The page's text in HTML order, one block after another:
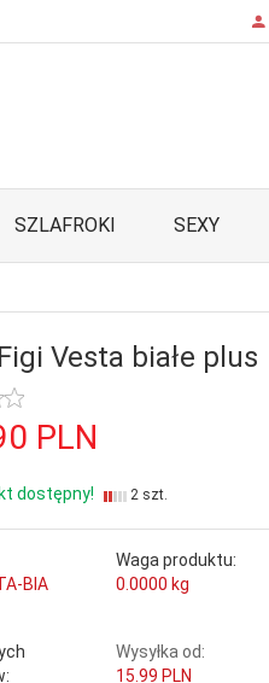
SZLAFROKI SEXY
Vesta białe plus
PLN
dostępny! 2 szt.
BIA
Waga produktu:
0.0000 kg
Wysyłka od:
15.99 PLN